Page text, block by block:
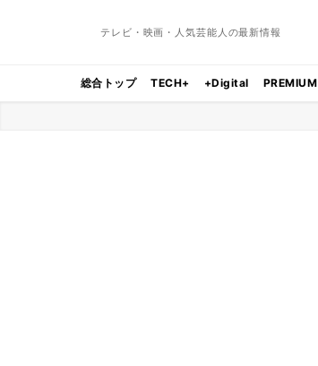
テレビ・映画・人気芸能人の最新情報
総合トップ TECH+ +Digital PREMIUM